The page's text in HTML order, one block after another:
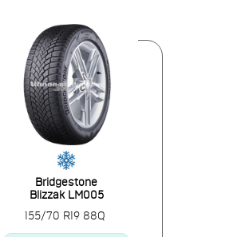
Bridgestone
Blizzak LM005
155/70 R19 88Q